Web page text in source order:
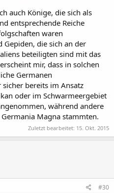
auch Könige, die sich als
entsprechende Reiche
waren
Gepiden, die sich an der
beteiligten sind mit das
mir, dass in solchen
Germanen
bereits im Ansatz
oder im Schwarmeergebiet
während andere
Magna stammten.
Zuletzt bearbeitet: 15. Okt. 2015
#30